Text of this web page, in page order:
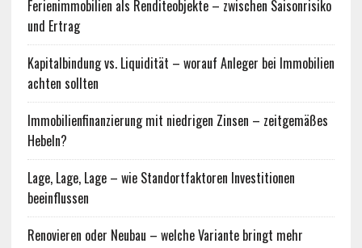
Ferienimmobilien als Renditeobjekte – zwischen Saisonrisiko
und Ertrag
Kapitalbindung vs. Liquidität – worauf Anleger bei Immobilien
achten sollten
Immobilienfinanzierung mit niedrigen Zinsen – zeitgemäßes
Hebeln?
Lage, Lage, Lage – wie Standortfaktoren Investitionen
beeinflussen
Renovieren oder Neubau – welche Variante bringt mehr